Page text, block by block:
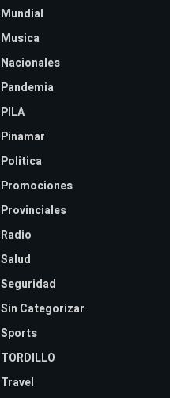
Mundial
Musica
Nacionales
Pandemia
PILA
Pinamar
Politica
Promociones
Provinciales
Radio
Salud
Seguridad
Sin Categorizar
Sports
TORDILLO
Travel